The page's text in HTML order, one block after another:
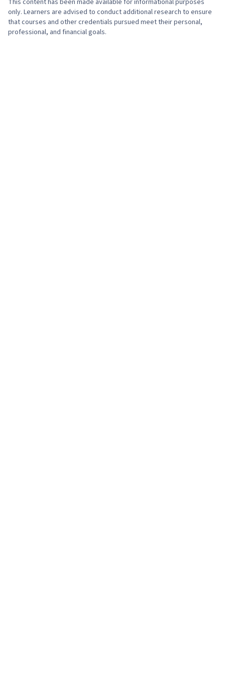
Marketing Communications, Drive Engagement,
Oral Expression, Performance Measurement,
Strategic Communication
New Hire Orientations, Forecasting, People
Analytics, Economics, Industrial and
This content has been made available for informational purposes
only. Learners are advised to conduct additional research to ensure
that courses and other credentials pursued meet their personal,
professional, and financial goals.